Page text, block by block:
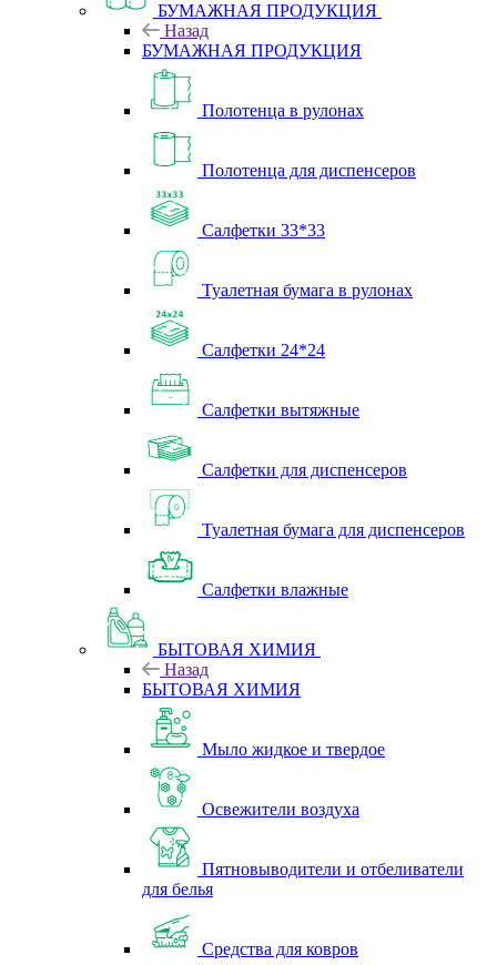
БУМАЖНАЯ ПРОДУКЦИЯ
Назад
БУМАЖНАЯ ПРОДУКЦИЯ
Полотенца в рулонах
Полотенца для диспенсеров
Салфетки 33*33
Туалетная бумага в рулонах
Салфетки 24*24
Салфетки вытяжные
Салфетки для диспенсеров
Туалетная бумага для диспенсеров
Салфетки влажные
БЫТОВАЯ ХИМИЯ
Назад
БЫТОВАЯ ХИМИЯ
Мыло жидкое и твердое
Освежители воздуха
Пятновыводители и отбеливатели
для белья
Средства для ковров